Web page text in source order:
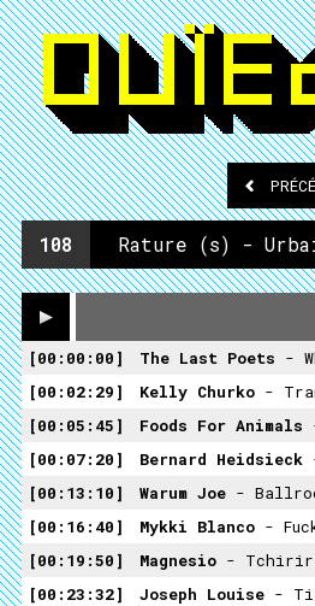
108 Rature (s) -
00:00:00 The Last Poets -
00:02:29
Kelly Churko -
00:05:45
Foods For Animals
00:07:20
Bernard Heidsieck
00:13:10
Warum Joe -
00:16:40
Mykki Blanco -
00:19:50
Magnesio -
00:23:32
Joseph Louise - Ti